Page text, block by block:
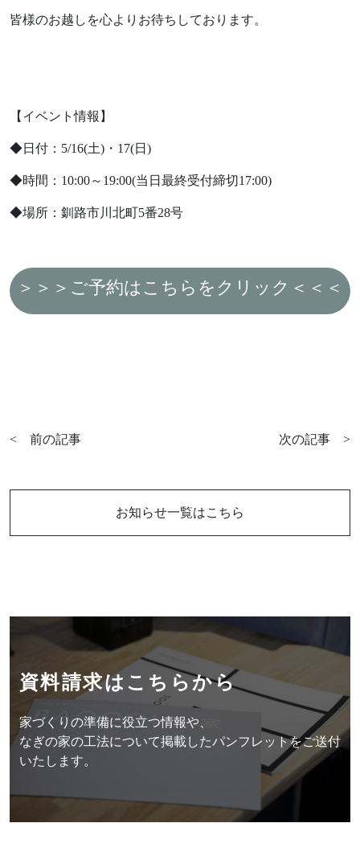
皆様のお越しを心よりお待ちしております。
【イベント情報】
◆日付：5/16(土)・17(日)
◆時間：10:00～19:00(当日最終受付締切17:00)
◆場所：釧路市川北町5番28号
＞＞＞ご予約はこちらをクリック＜＜＜
< 前の記事
お知らせ一覧はこちら
次の記事 >
資料請求はこちらから
家づくりの準備に役立つ情報や、
なぎの家の工法について掲載したパンフレットをご送付
いたします。